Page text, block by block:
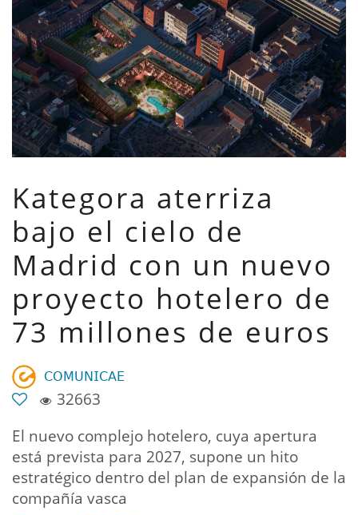
Kategora aterriza
bajo el cielo de
Madrid con un nuevo
proyecto hotelero de
73 millones de euros
𝖢𝖮𝖬𝖴𝖭𝖨𝖢𝖠𝖤
32663
El nuevo complejo hotelero, cuya apertura
está prevista para 2027, supone un hito
estratégico dentro del plan de expansión de la
compañía vasca